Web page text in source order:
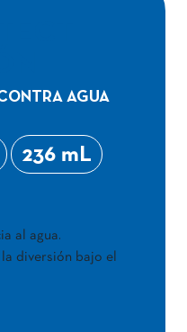
AGUA
236 mL
al agua.
diversión bajo el